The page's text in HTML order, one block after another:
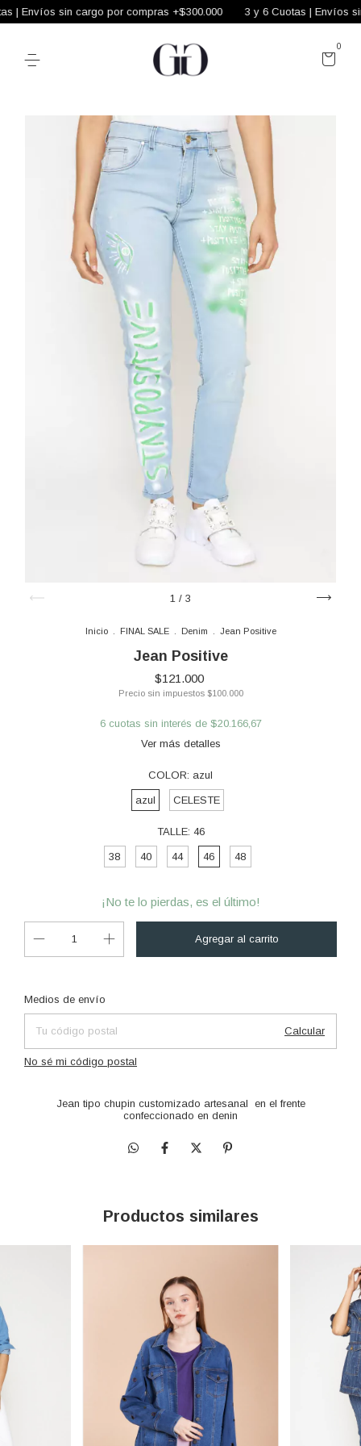
Envíos sin cargo por compras +$300.000 3 y 6 Cuotas | Envíos sin
0
1 / 3
Inicio FINAL SALE Denim Jean Positive
Jean Positive
$121.000
Precio sin impuestos $100.000
6 cuotas sin interés de $20.166,67
Ver más detalles
COLOR: azul
azul CELESTE
TALLE: 46
38 40 44 46 48
¡No te lo pierdas, es el último!
Entregas para el CP:
Medios de envío
Calcular
No sé mi código postal
Jean tipo chupin customizado artesanal en el frente
confeccionado en denin
Productos similares